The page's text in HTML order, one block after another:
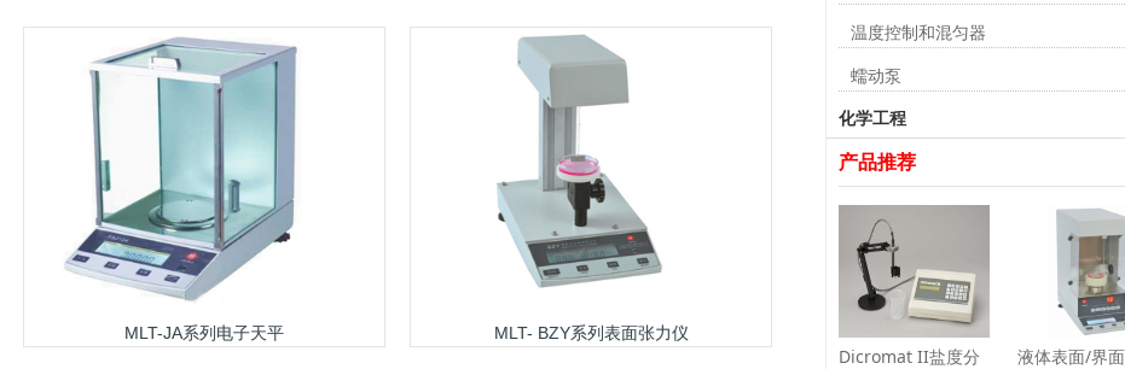
MLT-JA系列电子天平 MLT- BZY系列表面张力仪
温度控制和混匀器
蠕动泵
化学工程
产品推荐
Dicromat II盐度分
液体表面/界